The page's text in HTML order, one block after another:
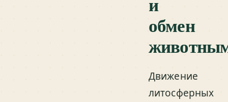
обмен
Движение
литосферных